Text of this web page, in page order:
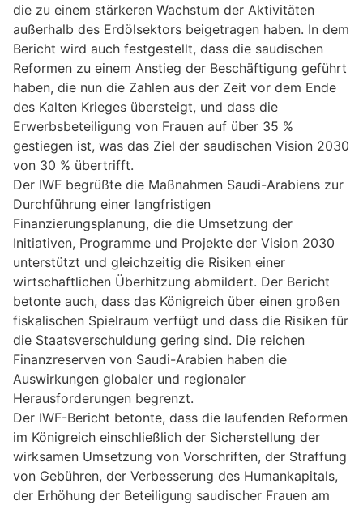
die zu einem stärkeren Wachstum der Aktivitäten
außerhalb des Erdölsektors beigetragen haben. In dem
Bericht wird auch festgestellt, dass die saudischen
Reformen zu einem Anstieg der Beschäftigung geführt
haben, die nun die Zahlen aus der Zeit vor dem Ende
des Kalten Krieges übersteigt, und dass die
Erwerbsbeteiligung von Frauen auf über 35 %
gestiegen ist, was das Ziel der saudischen Vision 2030
von 30 % übertrifft.
Der IWF begrüßte die Maßnahmen Saudi-Arabiens zur
Durchführung einer langfristigen
Finanzierungsplanung, die die Umsetzung der
Initiativen, Programme und Projekte der Vision 2030
unterstützt und gleichzeitig die Risiken einer
wirtschaftlichen Überhitzung abmildert. Der Bericht
betonte auch, dass das Königreich über einen großen
fiskalischen Spielraum verfügt und dass die Risiken für
die Staatsverschuldung gering sind. Die reichen
Finanzreserven von Saudi-Arabien haben die
Auswirkungen globaler und regionaler
Herausforderungen begrenzt.
Der IWF-Bericht betonte, dass die laufenden Reformen
im Königreich einschließlich der Sicherstellung der
wirksamen Umsetzung von Vorschriften, der Straffung
von Gebühren, der Verbesserung des Humankapitals,
der Erhöhung der Beteiligung saudischer Frauen am